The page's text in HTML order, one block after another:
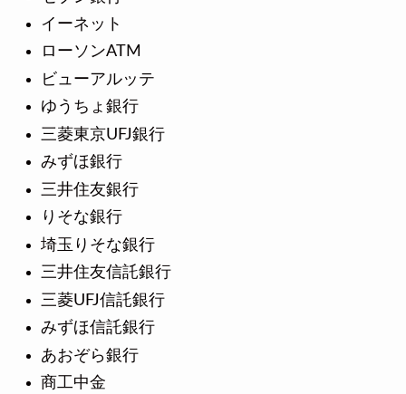
イーネット
ローソンATM
ビューアルッテ
ゆうちょ銀行
三菱東京UFJ銀行
みずほ銀行
三井住友銀行
りそな銀行
埼玉りそな銀行
三井住友信託銀行
三菱UFJ信託銀行
みずほ信託銀行
あおぞら銀行
商工中金